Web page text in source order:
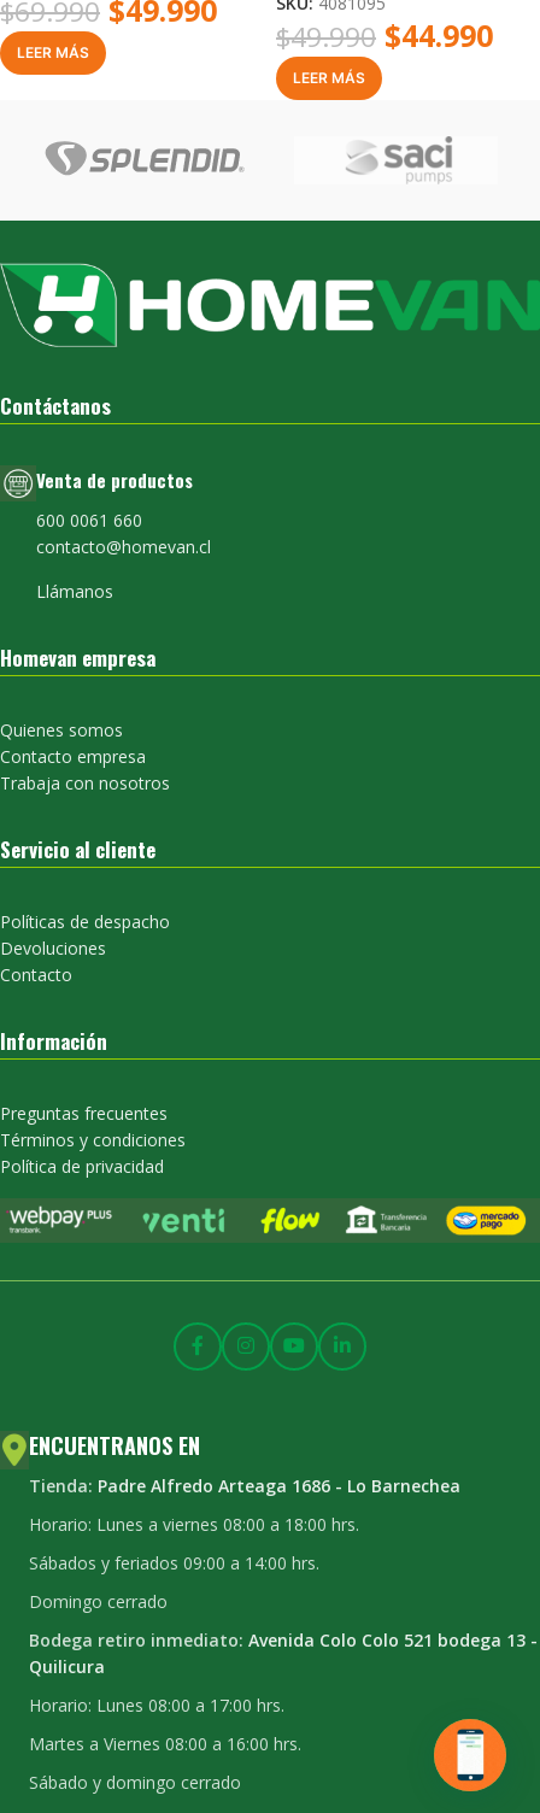
$69.990 $49.990
LEER MÁS $49.990 $44.990
LEER MÁS
Contáctanos
Venta de productos
600 0061 660
contacto@homevan.cl
Llámanos
Homevan empresa
Quienes somos
Contacto empresa
Trabaja con nosotros
Servicio al cliente
Políticas de despacho
Devoluciones
Contacto
Información
Preguntas frecuentes
Términos y condiciones
Política de privacidad
ENCUENTRANOS EN
Tienda: Padre Alfredo Arteaga 1686 - Lo Barnechea
Horario: Lunes a viernes 08:00 a 18:00 hrs.
Sábados y feriados 09:00 a 14:00 hrs.
Domingo cerrado
Bodega retiro inmediato: Avenida Colo Colo 521 bodega 13 -
Quilicura
Horario: Lunes 08:00 a 17:00 hrs.
Martes a Viernes 08:00 a 16:00 hrs.
Sábado y domingo cerrado